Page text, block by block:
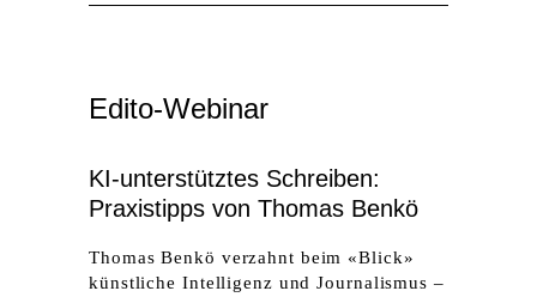
Edito-Webinar
KI-unterstütztes Schreiben:
Praxistipps von Thomas Benkö
Thomas Benkö verzahnt beim «Blick»
künstliche Intelligenz und Journalismus –